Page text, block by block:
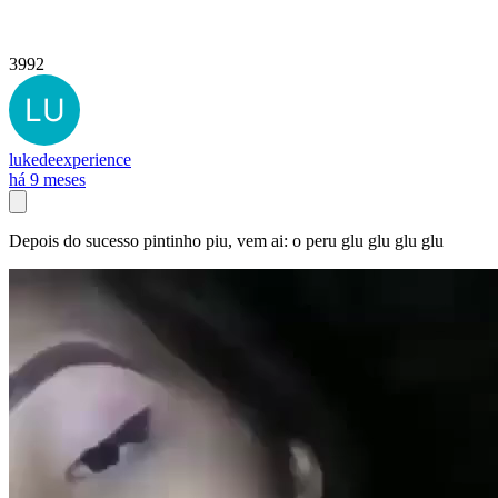
3992
lukedeexperience
há 9 meses
Depois do sucesso pintinho piu, vem ai: o peru glu glu glu glu